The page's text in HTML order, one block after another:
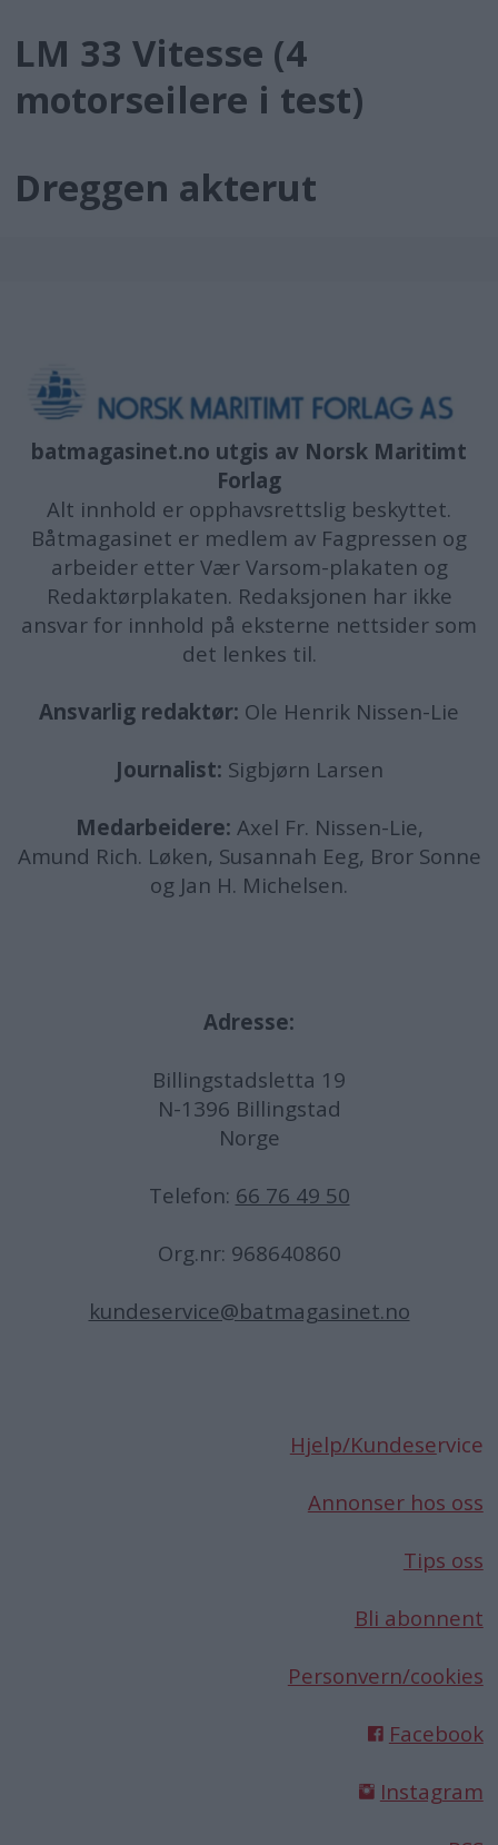
LM 33 Vitesse (4
motorseilere i test)
Dreggen akterut
batmagasinet.no utgis av Norsk Maritimt
Forlag
Alt innhold er opphavsrettslig beskyttet.
Båtmagasinet er medlem av Fagpressen og
arbeider etter Vær Varsom-plakaten og
Redaktørplakaten. Redaksjonen har ikke
ansvar for innhold på eksterne nettsider som
det lenkes til.
Ansvarlig redaktør: Ole Henrik Nissen-Lie
Journalist: Sigbjørn Larsen
Medarbeidere: Axel Fr. Nissen-Lie,
Amund Rich. Løken, Susannah Eeg, Bror Sonne
og Jan H. Michelsen.
Adresse:
Billingstadsletta 19
N-1396 Billingstad
Norge
Telefon: 66 76 49 50
Org.nr: 968640860
kundeservice@batmagasinet.no
Hjelp/Kundeservice
Annonser hos oss
Tips oss
Bli abonnent
Personvern/cookies
Facebook
Instagram